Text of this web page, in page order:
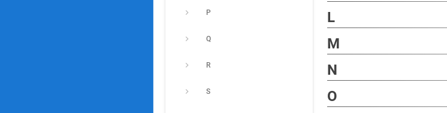
P
Q
R
S
L
M
N
O